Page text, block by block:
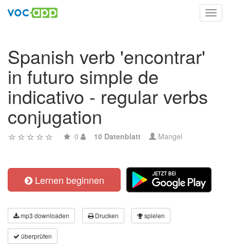
Spanish verb 'encontrar'
in futuro simple de
indicativo - regular verbs
conjugation
0 10 Datenblatt Mangel
Lernen beginnen
mp3 downloaden Drucken spielen
überprüfen